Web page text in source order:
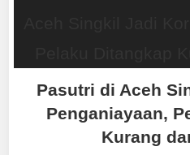
Pasutri di Aceh
Penganiayaan,
Kurang